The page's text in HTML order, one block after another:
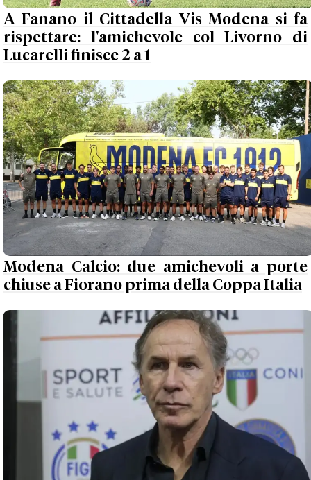
A Fanano il Cittadella Vis Modena si fa
rispettare: l'amichevole col Livorno di
Lucarelli finisce 2 a 1
Modena Calcio: due amichevoli a porte
chiuse a Fiorano prima della Coppa Italia